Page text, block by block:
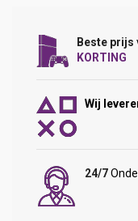
Beste prijs
KORTING
Wij
24/7